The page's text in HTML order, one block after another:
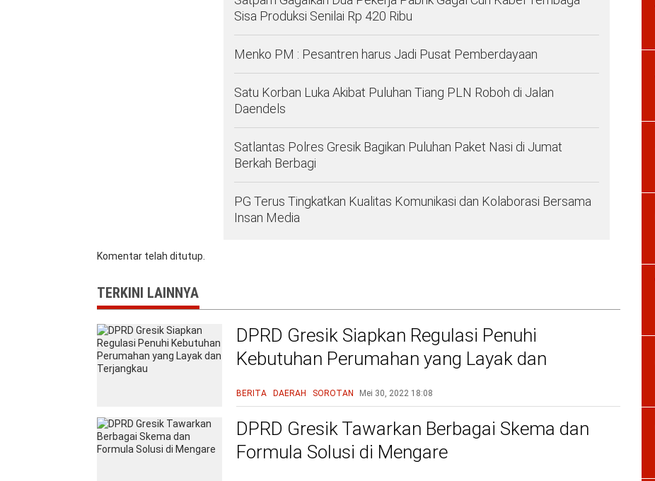
Sisa Produksi Senilai Rp 420 Ribu
Menko PM : Pesantren harus Jadi Pusat Pemberdayaan
Satu Korban Luka Akibat Puluhan Tiang PLN Roboh di Jalan
Daendels
Satlantas Polres Gresik Bagikan Puluhan Paket Nasi di Jumat
Berkah Berbagi
PG Terus Tingkatkan Kualitas Komunikasi dan Kolaborasi Bersama
Insan Media
Komentar telah ditutup.
TERKINI LAINNYA
DPRD Gresik Siapkan Regulasi Penuhi
Kebutuhan Perumahan yang Layak dan
BERITA DAERAH SOROTAN Mei 30, 2022 18:08
DPRD Gresik Tawarkan Berbagai Skema dan
Formula Solusi di Mengare